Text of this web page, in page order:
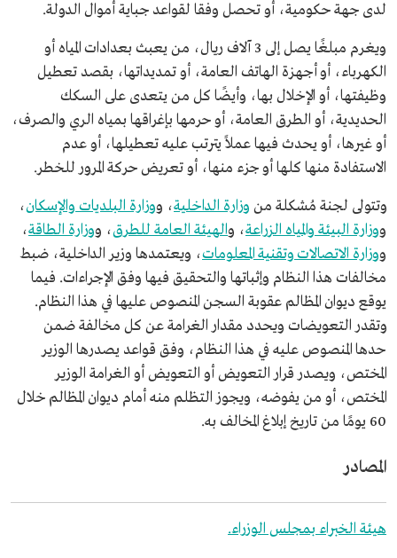
لدى جهة حكومية، أو تحصل وفقا لقواعد جباية أموال الدولة.
ويغرم مبلغًا يصل إلى 3 آلاف ريال، من يعبث بعدادات المياه أو
الكهرباء، أو أجهزة الهاتف العامة، أو تمديداتها، بقصد تعطيل
وظيفتها، أو الإخلال بها، وأيضًا كل من يتعدى على السكك
الحديدية، أو الطرق العامة، أو حرمها بإغراقها بمياه الري والصرف،
أو غيرها، أو يحدث فيها عملاً يترتب عليه تعطيلها، أو عدم
الاستفادة منها كلها أو جزء منها، أو تعريض حركة المرور للخطر.
وتتولى لجنة مُشكلة من وزارة الداخلية، ووزارة البلديات والإسكان،
ووزارة البيئة والمياه الزراعة، والهيئة العامة للطرق، ووزارة الطاقة،
ووزارة الاتصالات وتقنية المعلومات، ويعتمدها وزير الداخلية، ضبط
مخالفات هذا النظام وإثباتها والتحقيق فيها وفق الإجراءات. فيما
يوقع ديوان المظالم عقوبة السجن المنصوص عليها في هذا النظام.
وتقدر التعويضات ويحدد مقدار الغرامة عن كل مخالفة ضمن
حدها المنصوص عليه في هذا النظام، وفق قواعد يصدرها الوزير
المختص، ويصدر قرار التعويض أو التعويض أو الغرامة الوزير
المختص، أو من يفوضه، ويجوز التظلم منه أمام ديوان المظالم خلال
60 يومًا من تاريخ إبلاغ المخالف به.
المصادر
هيئة الخبراء بمجلس الوزراء.